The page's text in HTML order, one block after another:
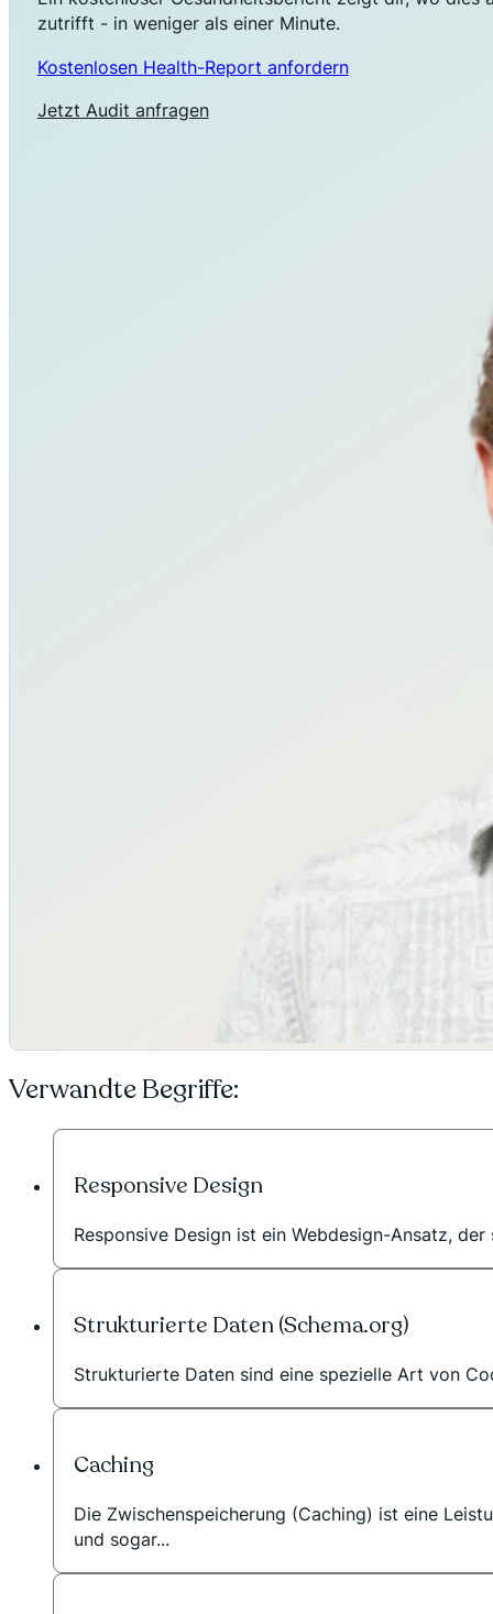
zutrifft - in weniger als einer Minute.
Kostenlosen Health-Report anfordern
Jetzt Audit anfragen
Verwandte Begriffe:
Responsive Design
Responsive Design ist ein Webdesign-Ansatz,
Strukturierte Daten (Schema.org)
Strukturierte Daten sind eine spezielle Art von
Caching
Die Zwischenspeicherung (Caching) ist eine
und sogar...